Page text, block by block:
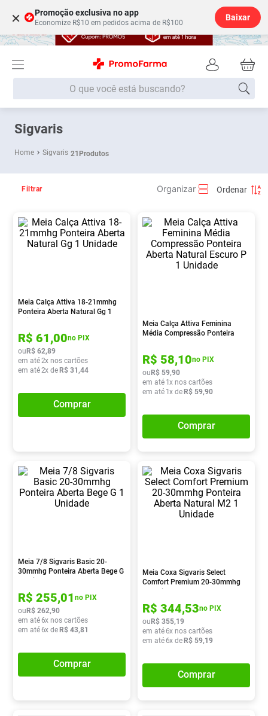
× Promoção exclusiva no app
Economize R$10 em pedidos acima de R$100
Baixar
O que você está buscando?
Sigvaris
Sigvaris 21Produtos
Filtrar
Meia Calça Attiva 18-21mmhg
Ponteira Aberta Natural Gg 1
Unidade
R$ 61,00no PIX
ouR$ 62,89
em até2x nos cartões
em até2x deR$ 31 ,44
Comprar
Meia Calça Attiva Feminina
Média Compressão Ponteira
R$ 58,10no PIX
ouR$ 59,90
em até 1x nos cartões
em até 1x deR$ 59,90
Comprar
Meia 7/8 Sigvaris Basic 20-
30mmhg Ponteira Aberta Bege G
1 Unidade
R$ 255,01 no PIX
ouR$ 262,90
em até6x nos cartões
em até6x deR$ 43,81
Comprar
Meia Coxa Sigvaris Select
Comfort Premium 20-30mmhg
Ponteira Aberta Natural M2 1
R$ 344,53no PIX
ouR$ 355,19
em até6x nos cartões
em até6x deR$ 59,19
Comprar
Termos mais buscados
1 º Fralda
3º
5º Fralda G
6º Desodorante
9º Vitamina D